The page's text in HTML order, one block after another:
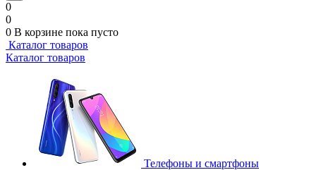
0
0
0 В корзине пока пусто
Каталог товаров
Каталог товаров
Телефоны и смартфоны